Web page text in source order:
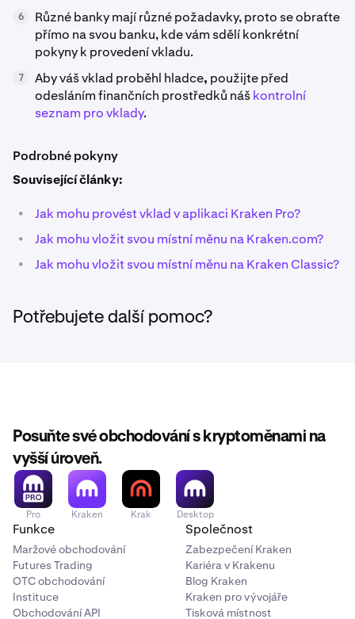
6
Různé banky mají různé požadavky, proto se obraťte
přímo na svou banku, kde vám sdělí konkrétní
pokyny k provedení vkladu.
7 Aby váš vklad proběhl hladce, použijte před
odesláním finančních prostředků náškontrolní
seznam pro vklady.
Podrobné pokyny
Související články:
• Jak mohu provést vklad v aplikaci Kraken Pro?
• Jak mohu vložit svou místní měnu na Kraken.com?
• Jak mohu vložit svou místní měnu na Kraken Classic?
Potřebujete další pomoc?
Posuňte své obchodování s kryptoměnami na
vyšší úroveň.
Pro Kraken Krak Desktop
Funkce
Maržové obchodování
Futures Trading
OTC obchodování
Instituce
Obchodování API
Společnost
Zabezpečení Kraken
Kariéra v Krakenu
Blog Kraken
Kraken pro vývojáře
Tisková místnost